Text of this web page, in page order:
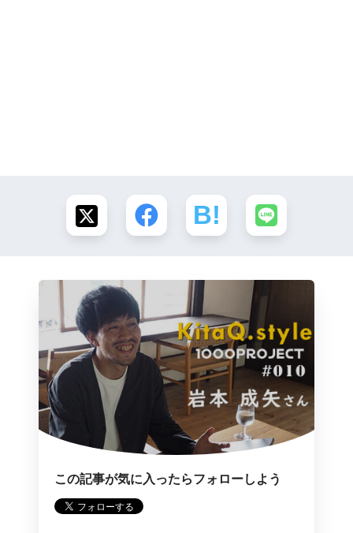
この記事が気に入ったらフォローしよう